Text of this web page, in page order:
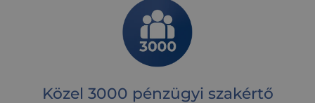
Közel 3000 pénzügyi szakértő